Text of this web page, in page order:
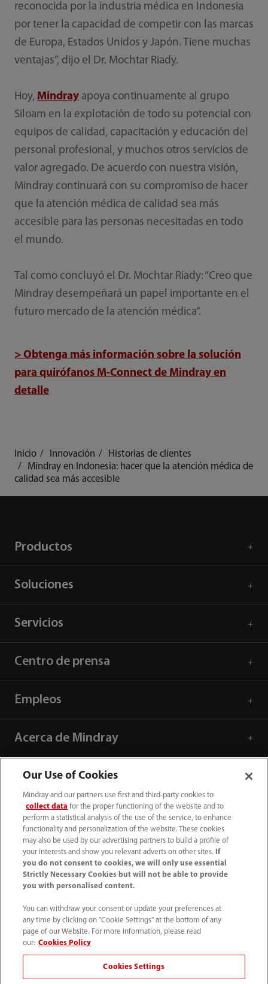
reconocida por la industria médica en Indonesia
por tener la capacidad de competir con las marcas
de Europa, Estados Unidos y Japón. Tiene muchas
ventajas”, dijo el Dr. Mochtar Riady.
Hoy, Mindrayapoya continuamente al grupo
Siloam en la explotación de todo su potencial con
equipos de calidad, capacitación y educación del
personal profesional, y muchos otros servicios de
valor agregado. De acuerdo con nuestra visión,
Mindray continuará con su compromiso de hacer
que la atención médica de calidad sea más
accesible para las personas necesitadas en todo
el mundo.
Tal como concluyó el Dr. Mochtar Riady: “Creo que
Mindray desempeñará un papel importante en el
futuro mercado de la atención médica”.
> Obtenga más información sobre la solución
para quirófanos M-Connect de Mindray en
detalle
Inicio Innovación
Historias de clientes
Mindray en Indonesia: hacer que la atención médica de
calidad sea más accesible
Productos
Soluciones
Servicios
Centro de prensa
Empleos
Acerca de Mindray
Información de contacto
52 55 5661 9450
intl-market@mindray.com
Our Use of Cookies
Mindray and our partners use first and third-party cookies to
collect data for the proper functioning of the website and to
perform a statistical analysis of the use of the service, to enhance
functionality and personalization of the website. These cookies
may also be used by our advertising partners to build a profile of
your interests and show you relevant adverts on other sites.
If
you do not consent to cookies, we will only use essential
Strictly Necessary Cookies but will not be able to provide
you with personalised content.
You can withdraw your consent or update your preferences at
any time by clicking on "Cookie Settings" at the bottom of any
page of our Website. For more information, please read
our: Cookies Policy
Cookies Settings